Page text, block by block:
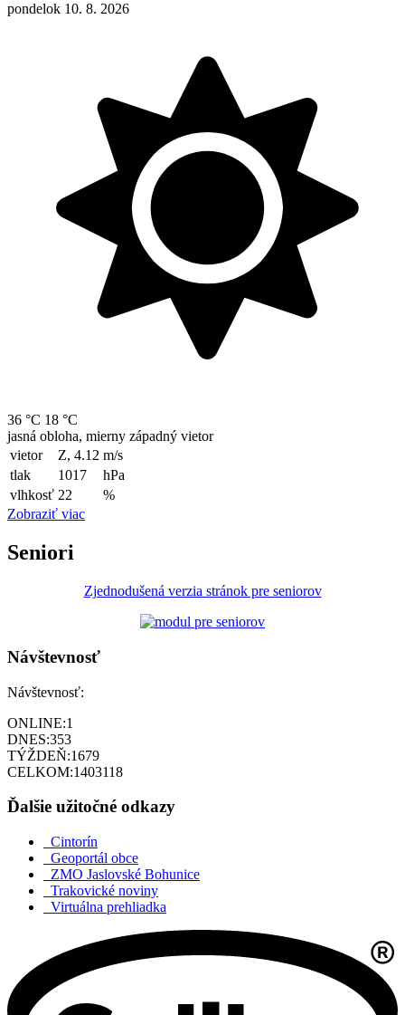
pondelok 10. 8. 2026
36 °C 18 °C
jasná obloha, mierny západný vietor
vietor
Z, 4.12 m/s
tlak
1017
hPa
vlhkosť 22
%
Zobraziť viac
Seniori
Zjednodušená verzia stránok pre seniorov
Návštevnosť
Návštevnosť:
ONLINE:1
DNES:353
TÝŽDEŇ:1679
CELKOM:1403118
Ďalšie užitočné odkazy
Cintorín
Geoportál obce
ZMO Jaslovské Bohunice
Trakovické noviny
Virtuálna prehliadka